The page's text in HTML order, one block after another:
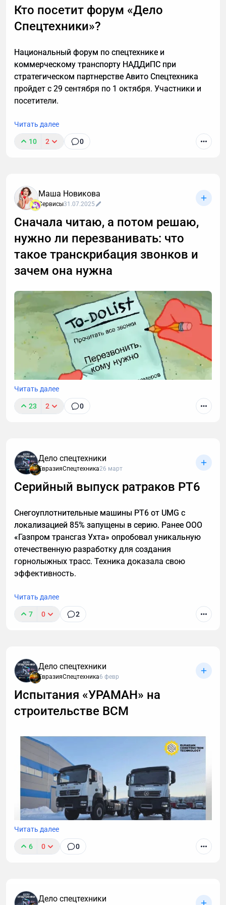
расскажу, почему стоит делегировать телефонные
звонки мне.
Кто посетит форум «Дело
Спецтехники»?
Национальный форум по спецтехнике и
коммерческому транспорту НАДДиПС при
стратегическом партнерстве Авито Спецтехника
пройдет с 29 сентября по 1 октября. Участники и
посетители.
Читать далее
10 2 0
Маша Новикова
Сервисы31.07.2025
Сначала читаю, а потом решаю,
нужно ли перезванивать: что
такое транскрибация звонков и
зачем она нужна
Транскрибация преобразует разговоры в текст,
позволяя находить любые устные договоренности
буквально за секунды. Рассказываю принцип
работы этой технологии, способы ее применения. А
расшифровку, даже если вы не разбираетесь в
технике.
Читать далее
23 2 0
Дело спецтехники
ЕвразияСпецтехника26 март
Серийный выпуск ратраков РТ6
Снегоуплотнительные машины РТ6 от UMG с
локализацией 85% запущены в серию. Ранее ООО
«Газпром трансгаз Ухта» опробовал уникальную
отечественную разработку для создания
горнолыжных трасс. Техника доказала свою
эффективность.
Читать далее
7 0 2
Дело спецтехники
ЕвразияСпецтехника6 февр
Испытания «УРАМАН» на
строительстве ВСМ
На строительстве высокоскоростной
Читать далее
6 0 0
Дело спецтехники